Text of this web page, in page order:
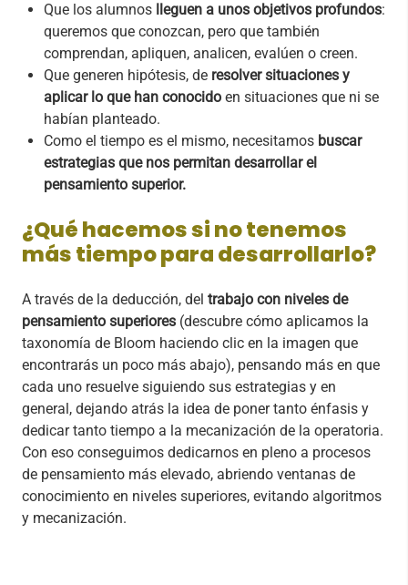
Que los alumnos lleguen a unos objetivos profundos:
queremos que conozcan, pero que también
comprendan, apliquen, analicen, evalúen o creen.
Que generen hipótesis, de resolver situaciones y
aplicar lo que han conocido en situaciones que ni se
habían planteado.
Como el tiempo es el mismo, necesitamos buscar
estrategias que nos permitan desarrollar el
pensamiento superior.
¿Qué hacemos si no tenemos
más tiempo para desarrollarlo?
A través de la deducción, del trabajo con niveles de
pensamiento superiores (descubre cómo aplicamos la
taxonomía de Bloom haciendo clic en la imagen que
encontrarás un poco más abajo), pensando más en que
cada uno resuelve siguiendo sus estrategias y en
general, dejando atrás la idea de poner tanto énfasis y
dedicar tanto tiempo a la mecanización de la operatoria.
Con eso conseguimos dedicarnos en pleno a procesos
de pensamiento más elevado, abriendo ventanas de
conocimiento en niveles superiores, evitando algoritmos
y mecanización.